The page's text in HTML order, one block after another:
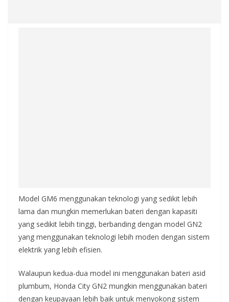
Model GM6 menggunakan teknologi yang sedikit lebih
lama dan mungkin memerlukan bateri dengan kapasiti
yang sedikit lebih tinggi, berbanding dengan model GN2
yang menggunakan teknologi lebih moden dengan sistem
elektrik yang lebih efisien.
Walaupun kedua-dua model ini menggunakan bateri asid
plumbum, Honda City GN2 mungkin menggunakan bateri
dengan keupayaan lebih baik untuk menyokong sistem